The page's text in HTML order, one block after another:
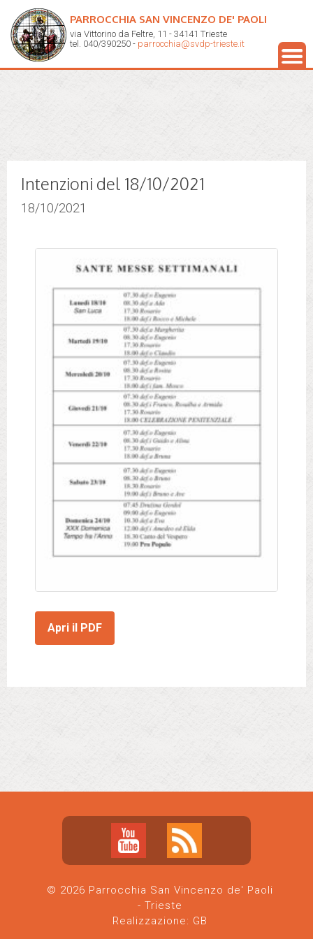
PARROCCHIA SAN VINCENZO DE' PAOLI
via Vittorino da Feltre, 11 - 34141 Trieste
tel. 040/390250 - parrocchia@svdp-trieste.it
Intenzioni del 18/10/2021
18/10/2021
Apri il PDF
© 2026 Parrocchia San Vincenzo de' Paoli
- Trieste
Realizzazione: GB